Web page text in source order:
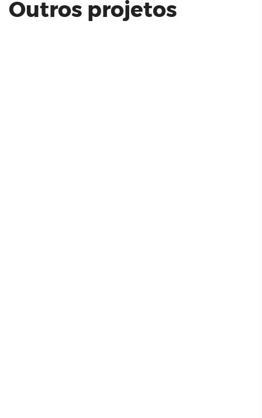
Outros projetos